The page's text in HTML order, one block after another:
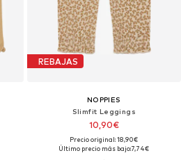
REBAJAS
NOPPIES
Slimfit Leggings
10,90€
Precio original: 18,90€
Último precio más bajo:7,74€